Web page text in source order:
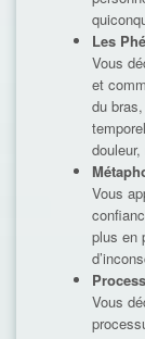
Les
Vous
et
du
Vous
plus en
Vous